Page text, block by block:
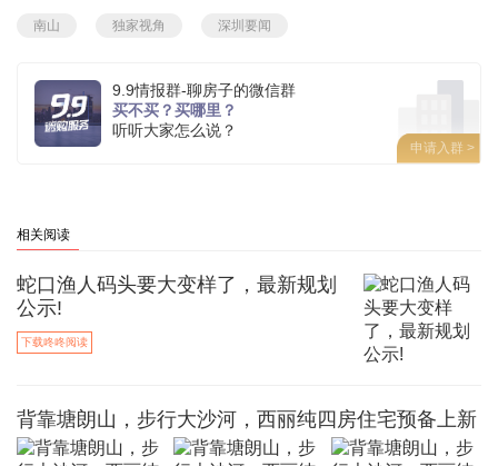
南山 独家视角 深圳要闻
9.9情报群-聊房子的微信群
买不买？买哪里？
听听大家怎么说？
申请入群 >
相关阅读
蛇口渔人码头要大变样了，最新规划
公示!
下载咚咚阅读
背靠塘朗山，步行大沙河，西丽纯四房住宅预备上新